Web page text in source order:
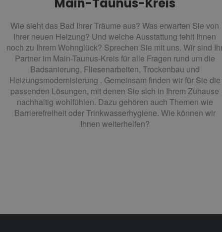
Wie sieht das Bad Ihrer Träume aus? Was erwarten Sie von
Ihrer neuen Heizung? Und welche Ausstattung fehlt Ihnen
noch zu Ihrem Wohnglück? Sprechen Sie mit uns. Wir sind
Partner im Main-Taunus-Kreis für alle Fragen rund um die
Badsanierung, Fliesenarbeiten, Trockenbau und
Heizungsmodernisierung . Gemeinsam finden wir für Sie die
passenden Lösungen, mit denen Sie sich in Ihrem Zuhause
nachhaltig wohlfühlen. Dazu gehören auch Themen wie
Barrierefreiheit oder Trinkwasserhygiene. Wie können wir
Ihnen weiterhelfen?